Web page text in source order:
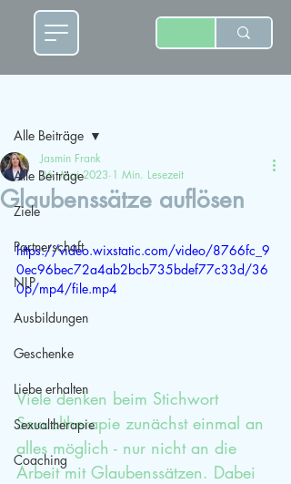
Alle Beiträge
Ziele
Partnerschaft
NLP
Ausbildungen
Geschenke
Liebe erhalten
Sexualtherapie
Coaching
Alle Beiträge
Glaubenssätze auflösen
Jasmin Frank
26. Mai 2023 1 Min. Lesezeit
https://video.wixstatic.com/video/8766fc_9
0ec96bec72a4ab2bcb735bdef77c33d/36
0p/mp4/file.mp4
Viele denken beim Stichwort
Sexualtherapie zunächst einmal an
alles möglich - nur nicht an die
Arbeit mit Glaubenssätzen. Dabei